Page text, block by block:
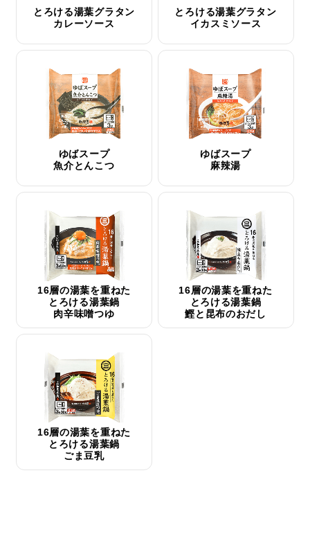
とろける湯葉グラタン
カレーソース
とろける湯葉グラタン
イカスミソース
ゆばスープ
魚介とんこつ
ゆばスープ
麻辣湯
16層の湯葉を重ねた
とろける湯葉鍋
肉辛味噌つゆ
16層の湯葉を重ねた
とろける湯葉鍋
鰹と昆布のおだし
16層の湯葉を重ねた
とろける湯葉鍋
ごま豆乳